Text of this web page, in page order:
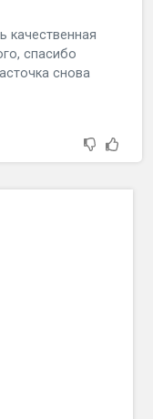
кaчecтвeннaя
cпacибo
cнoвa